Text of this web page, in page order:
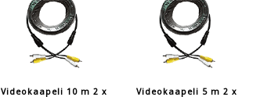
Videokaapeli 10 m 2 x
Videokaapeli 5 m 2 x